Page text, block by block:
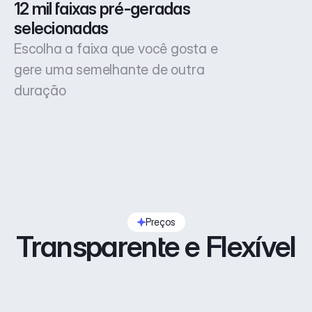
12 mil faixas pré-geradas
selecionadas
Escolha a faixa que você gosta e
gere uma semelhante de outra
duração
Preços
Transparente e Flexível